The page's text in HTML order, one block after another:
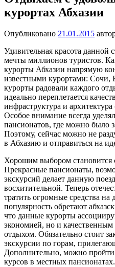
курортах Абхазии
Опубликовано 21.01.2015
Удивительная красота данной
мечты миллионов туристов.
курорты Абхазии напрямую
известными курортами:
курорты радовали каждого
идеально переплетается
инфраструктура и
Особое внимание всегда
пансионатов, где можно было
Поэтому, сейчас можно не
в Абхазию и отправиться на
Хорошим выбором
Прекрасные пансионаты,
экскурсий делает данную
восхитительной. Теперь
тратить огромные средства на
популярность обретают
что данные курорты
экономией, но и
отдыхом. Обязательно стоит
экскурсии по горам,
Дополнительно, можно пройти
курсов в местных пансионатах.